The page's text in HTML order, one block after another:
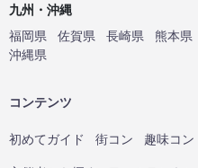
九州・沖縄
福岡県
佐賀県 長崎県 熊本県
沖縄県
コンテンツ
初めてガイド 街コン 趣味コン